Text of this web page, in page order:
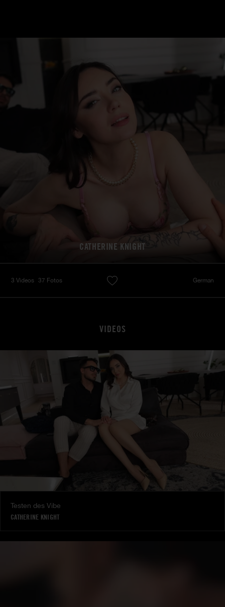
CATHERINE KNIGHT
3 Videos 37 Fotos German
VIDEOS
Testen des Vibe
CATHERINE KNIGHT